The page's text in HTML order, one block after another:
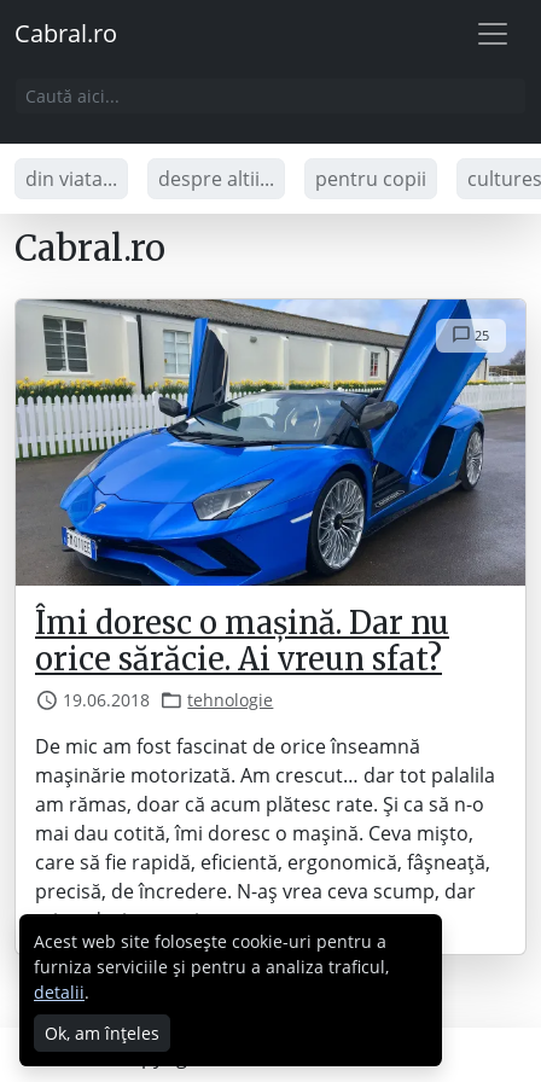
Cabral.ro
din viata... despre altii... pentru copii
Cabral.ro
25
Îmi doresc o mașină. Dar nu
orice sărăcie. Ai vreun sfat?
19.06.2018 tehnologie
De mic am fost fascinat de orice înseamnă
mașinărie motorizată. Am crescut… dar tot palalila
am rămas, doar că acum plătesc rate. Și ca să n-o
mai dau cotită, îmi doresc o mașină. Ceva mișto,
care să fie rapidă, eficientă, ergonomică, fâșneață,
precisă, de încredere. N-aș vrea ceva scump, dar
mi-aș dori – totuși –…
Copyright © 2007 - 2026 Cabral.ro
Acest web site folosește cookie-uri pentru a
furniza serviciile și pentru a analiza traficul,
detalii.
Ok, am înțeles